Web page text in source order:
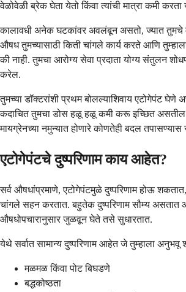
वेळोवेळी ब्रेक घेता येतो किंवा त्यांची मात्रा कमी करता
कालावधी अनेक घटकांवर अवलंबून असतो, ज्यात तुमचे
औषध तुमच्यासाठी किती चांगले कार्य करते आणि तुम्हाला
की नाही. तुमचा आरोग्य सेवा प्रदाता योग्य संतुलन
करेल.
तुमच्या डॉक्टरांशी प्रथम बोलल्याशिवाय एटोगेपंट
कदाचित तुमचा डोस हळू हळू कमी करू इच्छित असतील
मायग्रेनच्या नमुन्यात होणारे कोणतेही बदल
एटोगेपंटचे दुष्परिणाम काय आहेत?
सर्व औषधांप्रमाणे, एटोगेपंटमुळे दुष्परिणाम होऊ
चांगले सहन करतात. बहुतेक दुष्परिणाम सौम्य असतात
औषधोपचारानुसार जुळवून घेते तसे सुधारतात.
येथे सर्वात सामान्य दुष्परिणाम आहेत जे तुम्हाला अनुभवू
मळमळ किंवा पोट बिघडणे
बद्धकोष्ठता